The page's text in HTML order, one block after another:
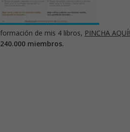
de mis 4 libros, PINCHA AQUÍ!
miembros.